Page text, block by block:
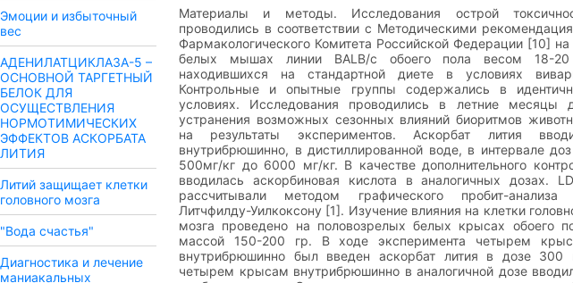
Эмоции и избыточный
вес
АДЕНИЛАТЦИКЛАЗА-5 –
ОСНОВНОЙ ТАРГЕТНЫЙ
БЕЛОК ДЛЯ
ОСУЩЕСТВЛЕНИЯ
НОРМОТИМИЧЕСКИХ
ЭФФЕКТОВ АСКОРБАТА
ЛИТИЯ
Литий защищает клетки
головного мозга
"Вода счастья"
Диагностика и лечение
маниакальных
Материалы и методы. Исследования острой
проводились в соответствии с Методическими
Фармакологического Комитета Российской Федерации [10]
белых мышах линии BALB/c обоего пола весом 18-
находившихся на стандартной диете в условиях
Контрольные и опытные группы содержались в
условиях. Исследования проводились в летние месяцы
устранения возможных сезонных влияний биоритмов
на результаты экспериментов. Аскорбат лития
внутрибрюшинно, в дистиллированной воде, в интервале
500мг/кг до 6000 мг/кг. В качестве дополнительного
вводилась аскорбиновая кислота в аналогичных дозах.
рассчитывали методом графического пробит-анализа
Литчфилду-Уилкоксону [1]. Изучение влияния на клетки
мозга проведено на половозрелых белых крысах обоего
массой 150-200 гр. В ходе эксперимента четырем
внутрибрюшинно был введен аскорбат лития в дозе 300
четырем крысам внутрибрюшинно в аналогичной дозе